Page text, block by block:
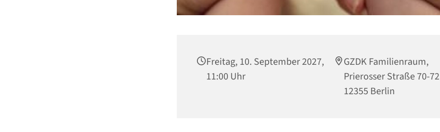
Freitag, 10. September 2027,
11:00 Uhr
GZDK Familienraum,
Prierosser Straße 70-
12355 Berlin